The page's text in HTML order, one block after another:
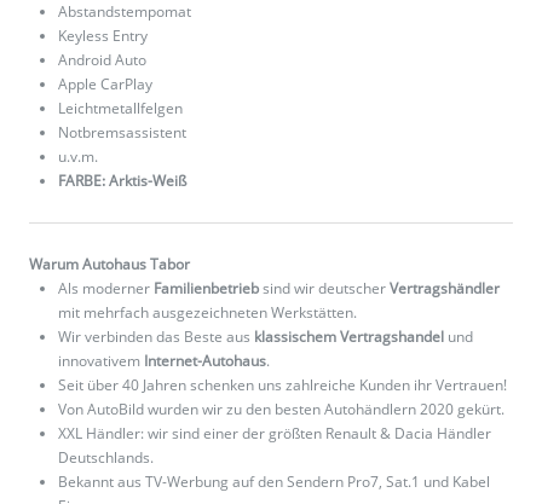
Abstandstempomat
Keyless Entry
Android Auto
Apple CarPlay
Leichtmetallfelgen
Notbremsassistent
u.v.m.
FARBE: Arktis-Weiß
Warum Autohaus Tabor
Als moderner Familienbetriebsind wir deutscherVertragshändler
mit mehrfach ausgezeichneten Werkstätten.
Wir verbinden das Beste aus klassischem Vertragshandel und
innovativem Internet-Autohaus.
Seit über 40 Jahren schenken uns zahlreiche Kunden ihr Vertrauen!
Von AutoBild wurden wir zu den besten Autohändlern 2020 gekürt.
XXL Händler: wir sind einer der größten Renault & Dacia Händler
Deutschlands.
Bekannt aus TV-Werbung auf den Sendern Pro7, Sat.1 und Kabel